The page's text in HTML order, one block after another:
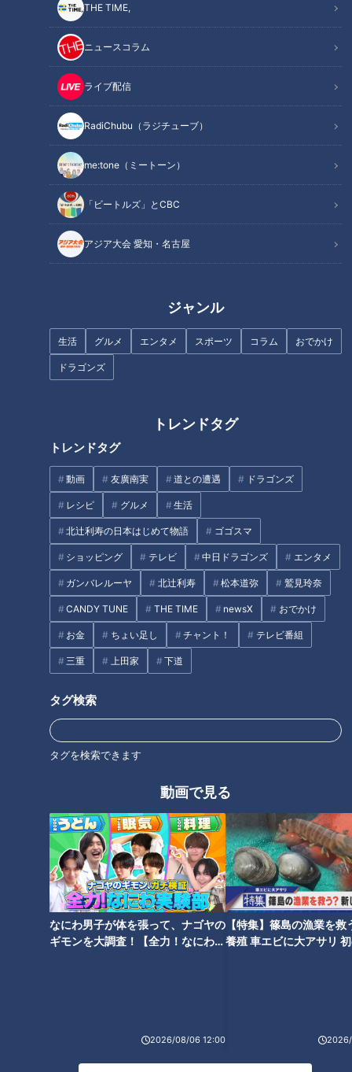
THE TIME,
ニュースコラム
ライブ配信
RadiChubu（ラジチューブ）
me:tone（ミートーン）
「ビートルズ」とCBC
アジア大会 愛知・名古屋
ジャンル
生活 グルメ エンタメ スポーツ コラム おでかけ
ドラゴンズ
トレンドタグ
トレンドタグ
動画 友廣南実 道との遭遇 ドラゴンズ
レシピ グルメ 生活
北辻利寿の日本はじめて物語 ゴゴスマ
ショッピング テレビ 中日ドラゴンズ エンタメ
ガンバレルーヤ 北辻利寿 松本道弥 鷲見玲奈
CANDY TUNE THE TIME newsX おでかけ
お金 ちょい足し チャント！ テレビ番組
三重 上田家 下道
タグ検索
タグを検索できます
動画で見る
なにわ男子が体を張って、ナゴヤの
ギモンを大調査！【全力！なにわ実
2026/08/06 12:00
【特集】篠島の漁業を救
養殖 車エビに大アサリ
この記事を見たあなたへのおすすめ
CBCチャリティ募金 実施のお
松坂屋名古屋店で「初夏の大北
海道物産展」が開催中！メガ盛
毎年恒例!? 中日ドラゴンズ ドア
ラ契約更改 LIVE配信
チャリティ募金。19日まで受付
地元民が大絶賛！？三重県桑名
市の隠れた名店『新城』で味わ
う木曽三川うなぎのひつまぶし
加藤愛が愛されフードを徹底調
インスタ映えグルメ満載の名古
屋・大須で ただいまバズり中の
最新グルメを実食リポート
PR TIMES
オススメ関連コンテンツ
コアラの笑顔やサルの舌ペロ
も！？東山動植物園の人気動物
ドラゴンズ中田翔と平田良介氏
のスペシャル対談！竜の主砲が